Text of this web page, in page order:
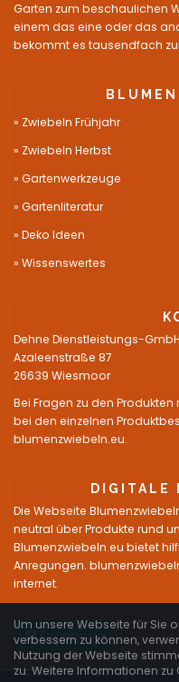
Garten zum beschaulichen
einem das eine oder das
bekommt es tausendfach
Zwiebeln Frühjahr
Zwiebeln Herbst
Gartenwerkzeuge
Gartenliteratur
Deko Ideen
Wissenswertes
Dehne Dienstleistungs-GmbH
Azaleenstraße 87
26639 Wiesmoor
Bei Fragen zu den Produkten
bei den einzelnen
blumenzwiebeln.eu.
DIGITALE
Die Webseite
neutral über Produkte rund
Blumenzwiebeln.eu bietet
Anregungen.
internet.
Facebook
Um unsere Webseite für Sie
verbessern zu können,
Nutzung der Webseite
zu. Weitere Informationen